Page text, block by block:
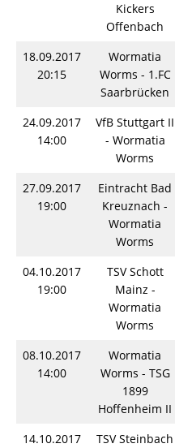
Kickers
Offenbach
18.09.2017
20:15
Wormatia
Worms - 1.FC
Saarbrücken
24.09.2017
14:00
VfB Stuttgart II
- Wormatia
Worms
27.09.2017
19:00
Eintracht Bad
Kreuznach -
Wormatia
Worms
04.10.2017
19:00
TSV Schott
Mainz -
Wormatia
Worms
08.10.2017
14:00
Wormatia
Worms - TSG
1899
Hoffenheim II
14.10.2017
TSV Steinbach